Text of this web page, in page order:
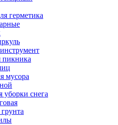
герметика
пикника
мусора
уборки снега